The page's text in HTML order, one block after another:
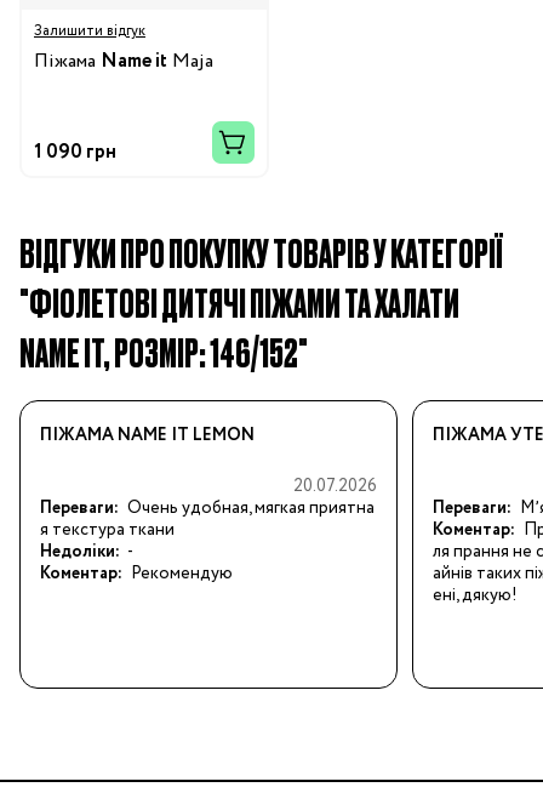
Залишити відгук
Піжама Name it Maja
1 090 грн
ВІДГУКИ ПРО ПОКУПКУ ТОВАРІВ У КАТЕГОРІЇ
"ФІОЛЕТОВІ ДИТЯЧІ ПІЖАМИ ТА ХАЛАТИ
NAME IT, РОЗМІР: 146/152"
ПІЖАМА NAME IT LEMON
20.07.2026
Переваги: Очень удобная, мягкая приятна
я текстура ткани
Недоліки: -
Коментар: Рекомендую
ПІЖАМА
Переваги:
Коментар:
ля прання не
айнів таких
ені, дякую!